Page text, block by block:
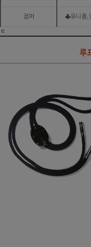
점퍼 ♣유니폼,
ㅌ
루